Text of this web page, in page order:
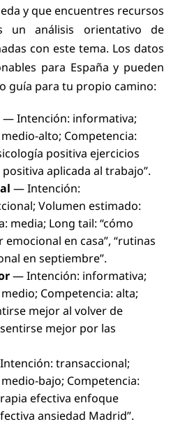
y que encuentres recursos
un análisis orientativo de
con este tema. Los datos
para España y pueden
guía para tu propio camino:
— Intención: informativa;
alto; Competencia:
positiva ejercicios
aplicada al trabajo”.
— Intención:
Volumen estimado:
media; Long tail: “cómo
en casa”, “rutinas
en septiembre”.
— Intención: informativa;
Competencia: alta;
mejor al volver de
mejor por las
transaccional;
bajo; Competencia:
efectiva enfoque
ansiedad Madrid”.